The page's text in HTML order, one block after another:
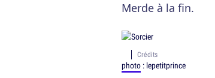
Merde à la fin.
Crédits
photo : lepetitprince